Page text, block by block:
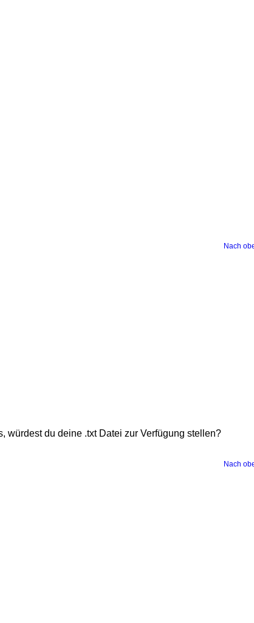
Nach
würdest du deine .txt Datei zur Verfügung stellen?
Nach